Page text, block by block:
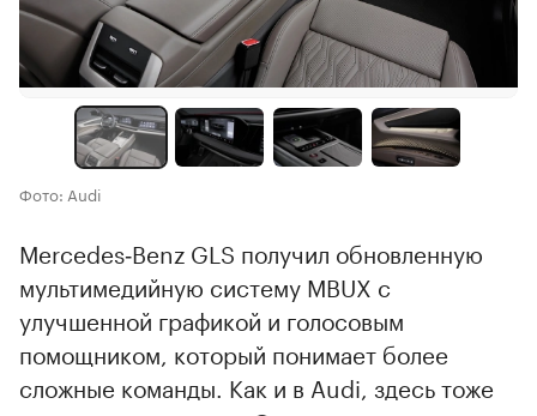
Фото: Audi
Mercedes‑Benz GLS получил обновленную
мультимедийную систему MBUX с
улучшенной графикой и голосовым
помощником, который понимает более
сложные команды. Как и в Audi, здесь тоже